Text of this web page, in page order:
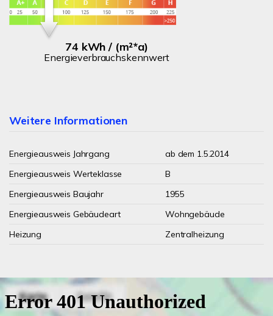
74 kWh / (m²*a)
Energieverbrauchskennwert
Weitere Informationen
Energieausweis Jahrgang
ab dem 1.5.2014
Energieausweis Werteklasse
B
Energieausweis Baujahr
1955
Energieausweis Gebäudeart
Wohngebäude
Heizung
Zentralheizung